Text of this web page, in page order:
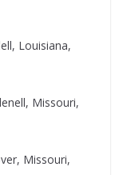
Louisiana,
Missouri,
Missouri,